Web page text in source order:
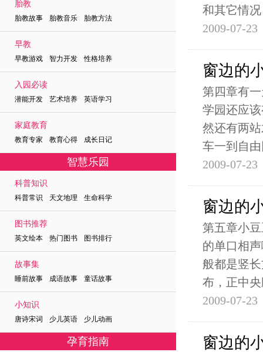
胎教
胎教故事 胎教音乐 胎教方法
早教
早教游戏 智力开发 性格培养
入园必读
潜能开发 艺术培养 英语学习
家庭教育
教育专家 教育心得 成长日记
智慧乐园
科普知识
科普常识 天文地理 生命科学
图书推荐
英文绘本 热门图书 图书排行
故事集
睡前故事 成语故事 童话故事
小知识
唐诗宋词 少儿英语 少儿动画
孕育指南
和其它情
2009-07-23
窗边的
第四章有
学园还应
然还有两
车一到自
2009-07-23
窗边的
第五章小
的单口相
般都是竖
布，正中
2009-07-23
窗边的